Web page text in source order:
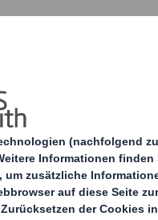
& Gepäck